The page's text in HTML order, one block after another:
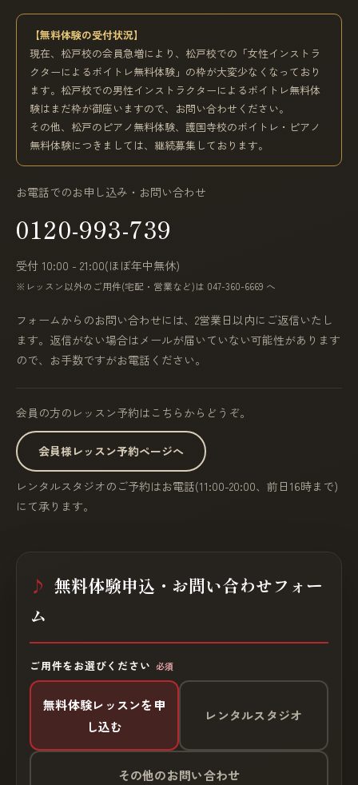
【無料体験の受付状況】
現在、松戸校の会員急増により、松戸校での「女性インストラ
クターによるボイトレ無料体験」の枠が大変少なくなっており
ます。松戸校での男性インストラクターによるボイトレ無料体
験はまだ枠が御座いますので、お問い合わせください。
その他、松戸のピアノ無料体験、護国寺校のボイトレ・ピアノ
無料体験につきましては、継続募集しております。
お電話でのお申し込み・お問い合わせ
0120-993-739
受付 10:00 - 21:00(ほぼ年中無休)
※レッスン以外のご用件(宅配・営業など)は 047-360-6669 へ
フォームからのお問い合わせには、2営業日以内にご返信いたし
ます。返信がない場合はメールが届いていない可能性があります
ので、お手数ですがお電話ください。
会員の方のレッスン予約はこちらからどうぞ。
会員様レッスン予約ページへ
レンタルスタジオのご予約はお電話(11:00-20:00、前日16時まで)
にて承ります。
無料体験申込・お問い合わせフォー
ム
ご用件をお選びください 必須
無料体験レッスンを申
し込む
レンタルスタジオ
その他のお問い合わせ